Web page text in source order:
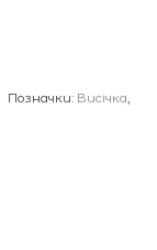
Позначки: Висічка,